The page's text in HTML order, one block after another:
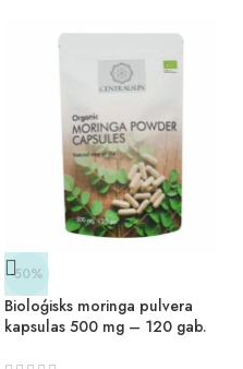
-50%
Bioloģisks moringa pulvera
kapsulas 500 mg – 120 gab.